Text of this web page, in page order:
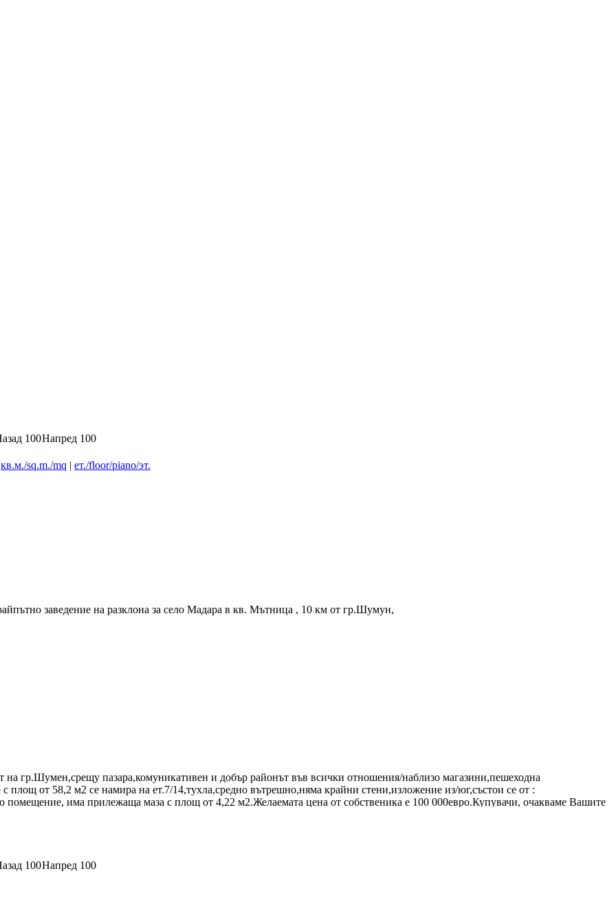
100Напред 100
кв.м./sq.m./mq | ет./floor/piano/эт.
заведение на разклона за село Мадара в кв. Мътница , 10 км от гр.Шумун,
гр.Шумен,срещу пазара,комуникативен и добър районът във всички отношения/наблизо магазини,пешеходна
от 58,2 м2 се намира на ет.7/14,тухла,средно вътрешно,няма крайни стени,изложение из/юг,състои се от :
помещение, има прилежаща маза с площ от 4,22 м2.Желаемата цена от собственика е 100 000евро.Купувачи, очакваме Вашите
100Напред 100